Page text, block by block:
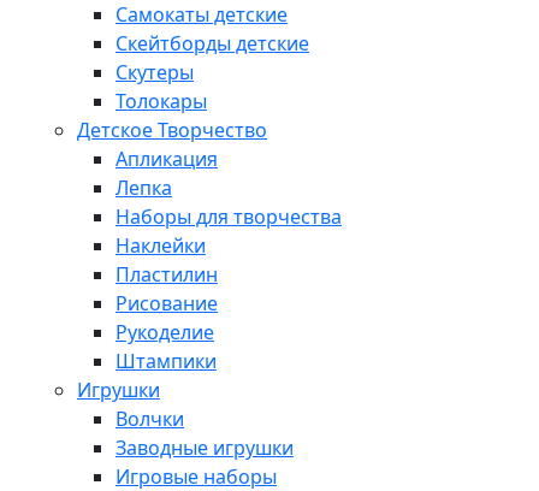
Самокаты детские
Скейтборды детские
Скутеры
Толокары
Детское Творчество
Апликация
Лепка
Наборы для творчества
Наклейки
Пластилин
Рисование
Рукоделие
Штампики
Игрушки
Волчки
Заводные игрушки
Игровые наборы